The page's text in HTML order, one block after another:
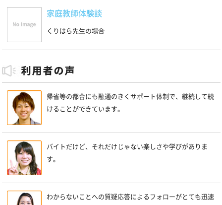
家庭教師体験談
くりはら先生の場合
帰省等の都合にも融通のきくサポート体制で、継続して続
けることができています。
バイトだけど、それだけじゃない楽しさや学びがありま
す。
わからないことへの質疑応答によるフォローがとても迅速